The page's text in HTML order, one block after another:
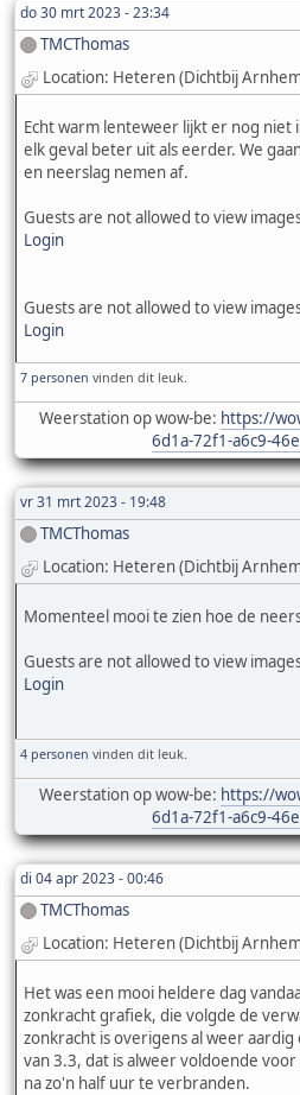
do 30 mrt 2023 - 23:34
TMCThomas
Location: Heteren (Dichtbij
Echt warm lenteweer lijkt er nog niet
elk geval beter uit als eerder. We
en neerslag nemen af.
Guests are not allowed to view
Login
Guests are not allowed to view
Login
7 personen vinden dit leuk.
Weerstation op wow-be: https://
6d1a-72f1-a6c9-
vr 31 mrt 2023 - 19:48
TMCThomas
Location: Heteren (Dichtbij
Momenteel mooi te zien hoe de
Guests are not allowed to view
Login
4 personen vinden dit leuk.
Weerstation op wow-be: https://
6d1a-72f1-a6c9-
di 04 apr 2023 - 00:46
TMCThomas
Location: Heteren (Dichtbij
Het was een mooi heldere dag
zonkracht grafiek, die volgde de
zonkracht is overigens al weer
van 3.3, dat is alweer voldoende
na zo'n half uur te verbranden.